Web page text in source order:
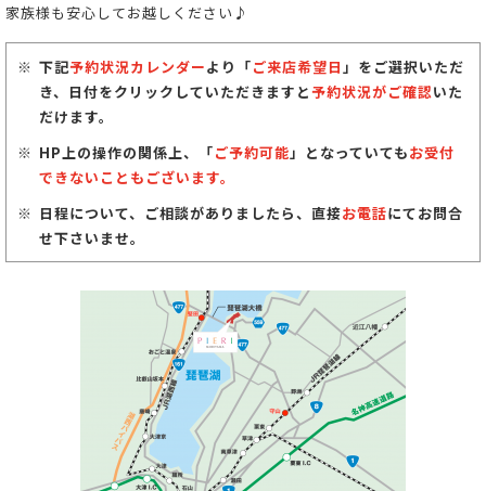
家族様も安心してお越しください♪
下記予約状況カレンダーより「ご来店希望日」をご選択いただ
き、日付をクリックしていただきますと予約状況がご確認いた
だけます。
HP上の操作の関係上、「ご予約可能」となっていてもお受付
できないこともございます。
日程について、ご相談がありましたら、直接お電話にてお問合
せ下さいませ。